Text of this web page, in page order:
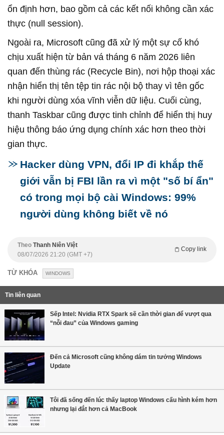
ổn định hơn, bao gồm cả các kết nối không cần xác
thực (null session).
Ngoài ra, Microsoft cũng đã xử lý một sự cố khó
chịu xuất hiện từ bản vá tháng 6 năm 2026 liên
quan đến thùng rác (Recycle Bin), nơi hộp thoại xác
nhận hiển thị tên tệp tin rác nội bộ thay vì tên gốc
khi người dùng xóa vĩnh viễn dữ liệu. Cuối cùng,
thanh Taskbar cũng được tinh chỉnh để hiển thị huy
hiệu thông báo ứng dụng chính xác hơn theo thời
gian thực.
Hacker dùng VPN, đổi IP đi khắp thế
giới vẫn bị FBI lần ra vì một "số bí ẩn"
có trong mọi bộ cài Windows: 99%
người dùng không biết về nó
Theo Thanh Niên Việt
Copy link
08/07/2026 21:20 (GMT +7)
TỪ KHÓA WINDOWS
Tin liên quan
Sếp Intel: Nvidia RTX Spark sẽ cần thời gian để vượt qua
“nỗi đau” của Windows gaming
Đến cả Microsoft cũng không dám tin tưởng Windows
Update
Tôi đã sống đến lúc thấy laptop Windows cấu hình kém hơn
nhưng lại đắt hơn cả MacBook